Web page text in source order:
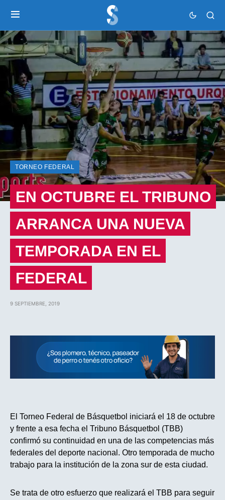
TORNEO FEDERAL
EN OCTUBRE EL TRIBUNO
ARRANCA UNA NUEVA
TEMPORADA EN EL
FEDERAL
9 SEPTIEMBRE, 2019
El Torneo Federal de Básquetbol iniciará el 18 de octubre
y frente a esa fecha el Tribuno Básquetbol (TBB)
confirmó su continuidad en una de las competencias más
federales del deporte nacional. Otro temporada de mucho
trabajo para la institución de la zona sur de esta ciudad.
Se trata de otro esfuerzo que realizará el TBB para seguir